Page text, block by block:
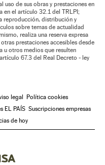
uso de sus obras y prestaciones en
en el artículo 32.1 del TRLPI;
reproducción, distribución y
sobre temas de actualidad
realiza una reserva expresa
prestaciones accesibles desde
u otros medios que resulten
67.3 del Real Decreto - ley
legal
Política cookies
EL PAÍS Suscripciones empresas
de hoy